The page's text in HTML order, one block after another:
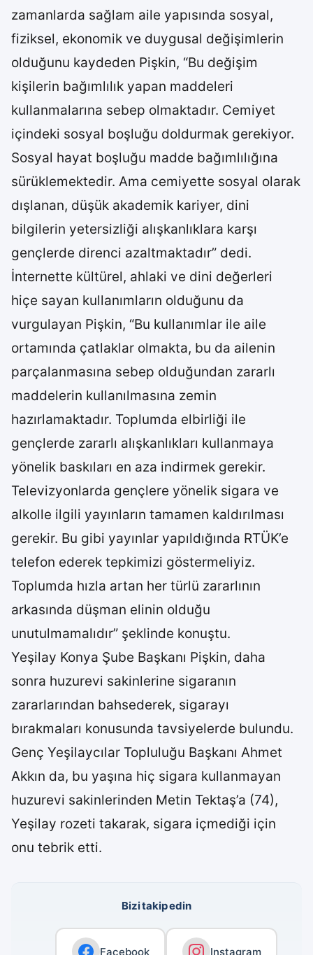
zamanlarda sağlam aile yapısında sosyal,
fiziksel, ekonomik ve duygusal değişimlerin
olduğunu kaydeden Pişkin, “Bu değişim
kişilerin bağımlılık yapan maddeleri
kullanmalarına sebep olmaktadır. Cemiyet
içindeki sosyal boşluğu doldurmak gerekiyor.
Sosyal hayat boşluğu madde bağımlılığına
sürüklemektedir. Ama cemiyette sosyal olarak
dışlanan, düşük akademik kariyer, dini
bilgilerin yetersizliği alışkanlıklara karşı
gençlerde direnci azaltmaktadır” dedi.
İnternette kültürel, ahlaki ve dini değerleri
hiçe sayan kullanımların olduğunu da
vurgulayan Pişkin, “Bu kullanımlar ile aile
ortamında çatlaklar olmakta, bu da ailenin
parçalanmasına sebep olduğundan zararlı
maddelerin kullanılmasına zemin
hazırlamaktadır. Toplumda elbirliği ile
gençlerde zararlı alışkanlıkları kullanmaya
yönelik baskıları en aza indirmek gerekir.
Televizyonlarda gençlere yönelik sigara ve
alkolle ilgili yayınların tamamen kaldırılması
gerekir. Bu gibi yayınlar yapıldığında RTÜK’e
telefon ederek tepkimizi göstermeliyiz.
Toplumda hızla artan her türlü zararlının
arkasında düşman elinin olduğu
unutulmamalıdır” şeklinde konuştu.
Yeşilay Konya Şube Başkanı Pişkin, daha
sonra huzurevi sakinlerine sigaranın
zararlarından bahsederek, sigarayı
bırakmaları konusunda tavsiyelerde bulundu.
Genç Yeşilaycılar Topluluğu Başkanı Ahmet
Akkın da, bu yaşına hiç sigara kullanmayan
huzurevi sakinlerinden Metin Tektaş’a (74),
Yeşilay rozeti takarak, sigara içmediği için
onu tebrik etti.
Bizi takip edin
Facebook Instagram